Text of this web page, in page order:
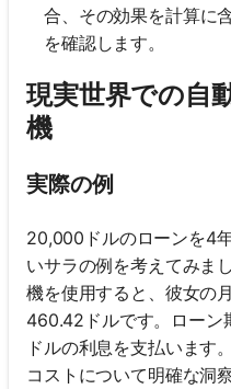
合、その効果を計算に
を確認します。
現実世界での自
機
実際の例
20,000ドルのローンを4
いサラの例を考えてみま
機を使用すると、彼女の
460.42ドルです。ローン
ドルの利息を支払います
コストについて明確な洞